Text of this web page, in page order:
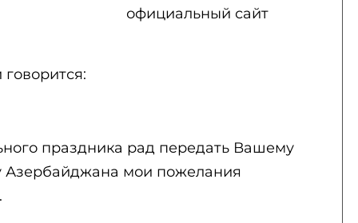
официальный сайт
праздника рад передать Вашему
Азербайджана мои пожелания